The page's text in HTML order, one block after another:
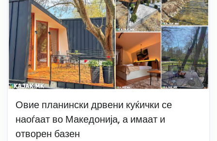
Овие планински дрвени куќички се
наоѓаат во Македонија, а имаат и
отворен базен